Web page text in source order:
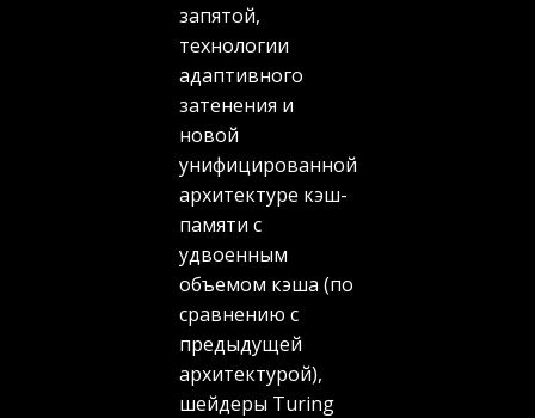
запятой,
технологии
адаптивного
затенения и
новой
унифицированной
архитектуре кэш-
памяти с
удвоенным
объемом кэша (по
сравнению с
предыдущей
архитектурой),
шейдеры Turing